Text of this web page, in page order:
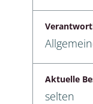
Aktuelle
selten